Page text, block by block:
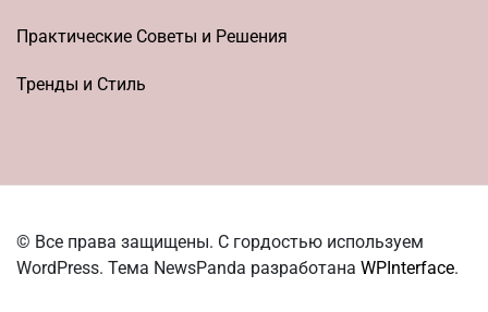
Практические Советы и Решения
Тренды и Стиль
© Все права защищены. С гордостью используем
WordPress. Тема NewsPanda разработана WPInterface.